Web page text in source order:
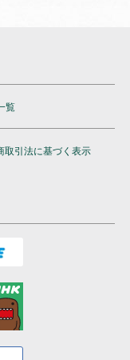
覧
取引法に基づく表示